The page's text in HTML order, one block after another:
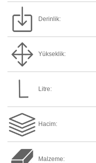
Derinlik:
Yükseklik:
Litre:
Hacim:
Malzeme: